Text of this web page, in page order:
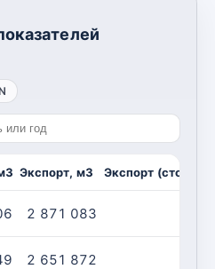
Экспорт, м3 Экспорт
2 871 083
2 651 872